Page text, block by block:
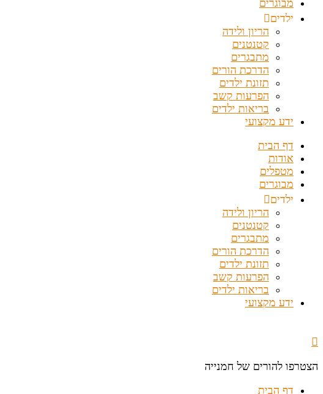
מבוגרים
ילדים
הריון ולידה
קטנטנים
מתבגרים
הדרכת הורים
תזונת ילדים
הפרעות קשב
בריאות ילדים
ידע מקצועי
דף הבית
אודות
מטפלים
מבוגרים
ילדים
הריון ולידה
קטנטנים
מתבגרים
הדרכת הורים
תזונת ילדים
הפרעות קשב
בריאות ילדים
ידע מקצועי
הצטרפו להורים של חמנייה
דף הבית